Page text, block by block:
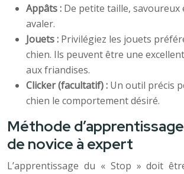
Appâts : De petite taille, savoureux
avaler.
Jouets : Privilégiez les jouets
chien. Ils peuvent être une
aux friandises.
Clicker (facultatif) : Un outil précis
chien le comportement désiré.
Méthode d’apprentissage
de novice à expert
L’apprentissage du « Stop » doit